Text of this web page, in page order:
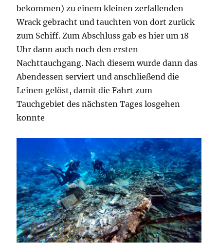
bekommen) zu einem kleinen zerfallenden
Wrack gebracht und tauchten von dort zurück
zum Schiff. Zum Abschluss gab es hier um 18
Uhr dann auch noch den ersten
Nachttauchgang. Nach diesem wurde dann das
Abendessen serviert und anschließend die
Leinen gelöst, damit die Fahrt zum
Tauchgebiet des nächsten Tages losgehen
konnte